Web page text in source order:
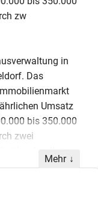
zw
in
Das
Umsatz
bis 350.000
zwei
Inhaber
Mehr